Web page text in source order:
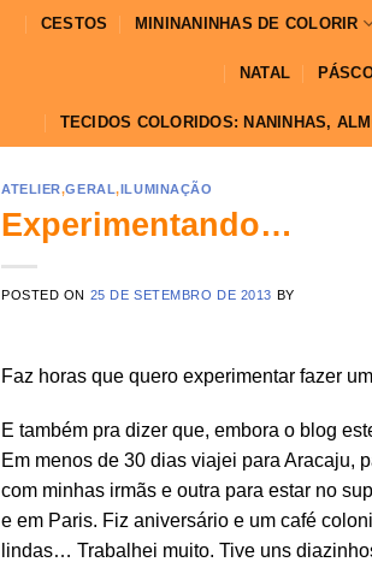
CESTOS MININANINHAS DE COLORIR
NATAL
TECIDOS COLORIDOS: NANINHAS,
ATELIER,GERAL,ILUMINAÇÃO
Experimentando…
POSTED ON 25 DE SETEMBRO DE 2013 BY
Faz horas que quero experimentar fazer
E também pra dizer que, embora o blog
Em menos de 30 dias viajei para Aracaju,
com minhas irmãs e outra para estar no
e em Paris. Fiz aniversário e um café
lindas… Trabalhei muito. Tive uns